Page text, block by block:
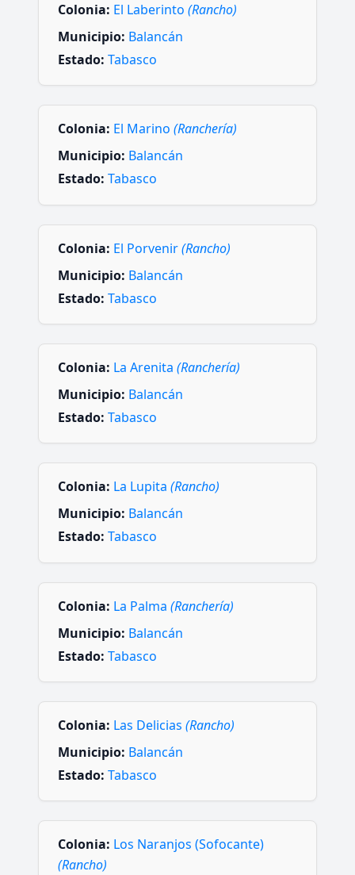
Colonia: El Laberinto (Rancho)
Municipio: Balancán
Estado: Tabasco
Colonia: El Marino (Ranchería)
Municipio: Balancán
Estado: Tabasco
Colonia: El Porvenir(Rancho)
Municipio: Balancán
Estado: Tabasco
Colonia: La Arenita (Ranchería)
Municipio: Balancán
Estado: Tabasco
Colonia: La Lupita (Rancho)
Municipio: Balancán
Estado: Tabasco
Colonia: La Palma (Ranchería)
Municipio: Balancán
Estado: Tabasco
Colonia: Las Delicias (Rancho)
Municipio: Balancán
Estado: Tabasco
Colonia: Los Naranjos (Sofocante)
(Rancho)